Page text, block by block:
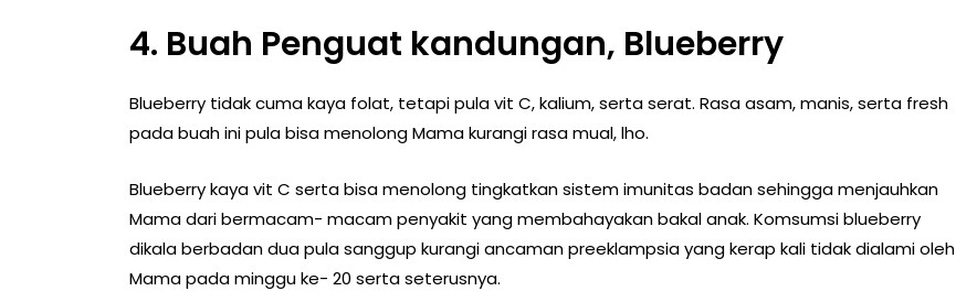
4. Buah Penguat kandungan, Blueberry
Blueberry tidak cuma kaya folat, tetapi pula vit C, kalium, serta serat. Rasa asam, manis, serta fresh
pada buah ini pula bisa menolong Mama kurangi rasa mual, lho.
Blueberry kaya vit C serta bisa menolong tingkatkan sistem imunitas badan sehingga menjauhkan
Mama dari bermacam- macam penyakit yang membahayakan bakal anak. Komsumsi blueberry
dikala berbadan dua pula sanggup kurangi ancaman preeklampsia yang kerap kali tidak dialami oleh
Mama pada minggu ke- 20 serta seterusnya.